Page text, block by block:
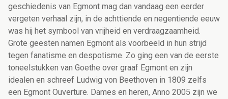
geschiedenis van Egmont mag dan vandaag een eerder
vergeten verhaal zijn, in de achttiende en negentiende eeuw
was hij het symbool van vrijheid en verdraagzaamheid.
Grote geesten namen Egmont als voorbeeld in hun strijd
tegen fanatisme en despotisme. Zo ging een van de eerste
toneelstukken van Goethe over graaf Egmont en zijn
idealen en schreef Ludwig von Beethoven in 1809 zelfs
een Egmont Ouverture. Dames en heren, Anno 2005 zijn we